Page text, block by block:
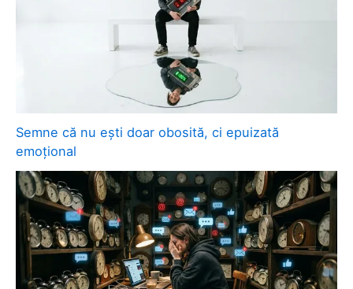
Semne că nu ești doar obosită, ci epuizată
emoțional